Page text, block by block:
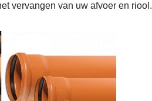
vervangen van uw afvoer en riool.